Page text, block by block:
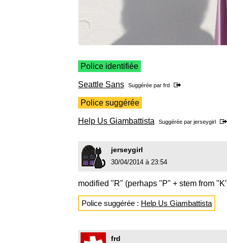
Police identifiée
Seattle Sans Suggérée par frd
Police suggérée
Help Us Giambattista Suggérée par jerseygirl
jerseygirl
30/04/2014 à 23:54
modified "R" (perhaps "P" + stem from
Police suggérée : Help Us Giambattista
frd